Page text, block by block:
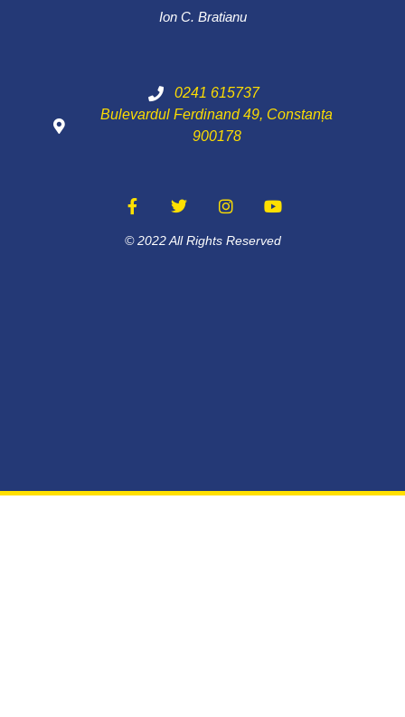
Ion C. Bratianu
0241 615737
Bulevardul Ferdinand 49, Constanța
900178
© 2022 All Rights Reserved